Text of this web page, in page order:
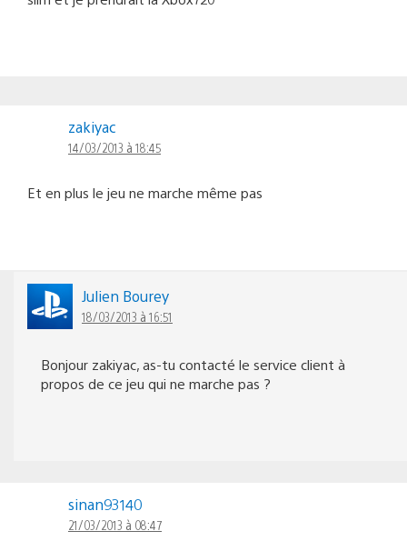
zakiyac
14/03/2013 à 18:45
Et en plus le jeu ne marche même pas
Julien Bourey
18/03/2013 à 16:51
Bonjour zakiyac, as-tu contacté le service client à
propos de ce jeu qui ne marche pas ?
sinan93140
21/03/2013 à 08:47